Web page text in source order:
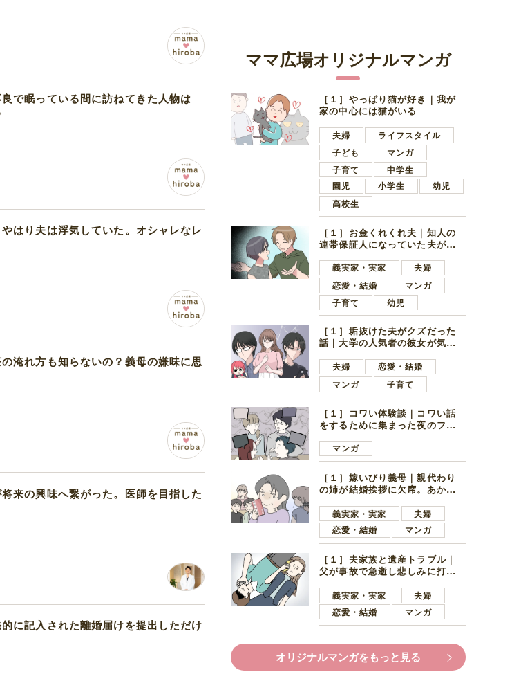
で眠っている間に訪ねてきた人物は
はり夫は浮気していた。オシャレなレ
淹れ方も知らないの？義母の嫌味に思
来の興味へ繋がった。医師を目指した
に記入された離婚届けを提出しただけ
ママ広場オリジナルマンガ
［１］やっぱり猫が好き｜我が
家の中心には猫がいる
夫婦
ライフスタイル
子ども
マンガ
子育て
中学生
園児
小学生
幼児
高校生
［１］お金くれくれ夫｜知人の
連帯保証人になっていた夫が家
言ってきた
義実家・実家
夫婦
恋愛・結婚
マンガ
子育て
幼児
［１］垢抜けた夫がクズだった
話｜大学の人気者の彼女が気に
子学生
夫婦
恋愛・結婚
マンガ
子育て
［１］コワい体験談｜コワい話
をするために集まった夜のファ
好きの男の子ママ
マンガ
［１］嫁いびり義母｜親代わり
の姉が結婚挨拶に欠席。あから
義実家・実家
夫婦
恋愛・結婚
マンガ
［１］夫家族と遺産トラブル｜
父が事故で急逝し悲しみに打ち
ます夫
義実家・実家
夫婦
恋愛・結婚
マンガ
オリジナルマンガをもっと見る